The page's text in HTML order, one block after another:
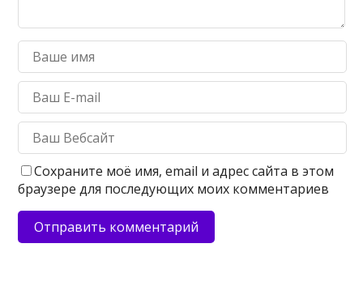
Сохраните моё имя, email и адрес сайта в этом
браузере для последующих моих комментариев